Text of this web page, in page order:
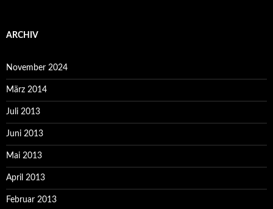
ARCHIV
November 2024
März 2014
Juli 2013
Juni 2013
Mai 2013
April 2013
Februar 2013